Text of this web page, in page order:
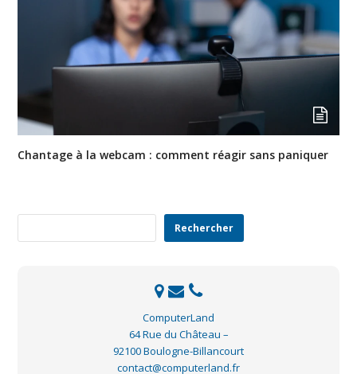
Chantage à la webcam : comment réagir sans paniquer
Rechercher
ComputerLand
64 Rue du Château –
92100 Boulogne-Billancourt
contact@computerland.fr